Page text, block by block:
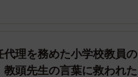
れた経験はなかったそう
代理を務めた小学校教員の
頭先生の言葉に救われた